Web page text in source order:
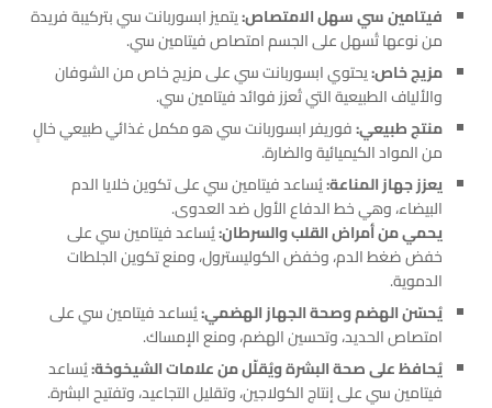
فيتامين سي سهل الامتصاص:يتميز ابسوربانت سي بتركيبة فريدة
من نوعها تُسهل على الجسم امتصاص فيتامين سي.
مزيج خاص:يحتوي ابسوربانت سي على مزيج خاص من الشوفان
والألياف الطبيعية التي تُعزز فوائد فيتامين سي.
منتج طبيعي:فوريفر ابسوربانت سي هو مكمل غذائي طبيعي خالٍ
من المواد الكيميائية والضارة.
يعزز جهاز المناعة:يُساعد فيتامين سي على تكوين خلايا الدم
البيضاء، وهي خط الدفاع الأول ضد العدوى.
يحمي من أمراض القلب والسرطان:يُساعد فيتامين سي على
خفض ضغط الدم، وخفض الكوليسترول، ومنع تكوين الجلطات
الدموية.
يُحسّن الهضم وصحة الجهاز الهضمي:يُساعد فيتامين سي على
امتصاص الحديد، وتحسين الهضم، ومنع الإمساك.
يُحافظ على صحة البشرة ويُقلّل من علامات الشيخوخة:يُساعد
فيتامين سي على إنتاج الكولاجين، وتقليل التجاعيد، وتفتيح البشرة.